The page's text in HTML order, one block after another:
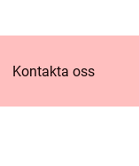
Kontakta oss